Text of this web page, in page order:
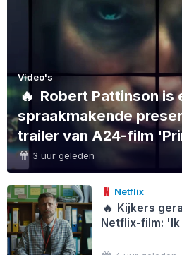
Video's
🔥 Robert Pattinson is
spraakmakende
trailer van A24-film
3 uur geleden
Netflix
🔥 Kijkers
Netflix-film: